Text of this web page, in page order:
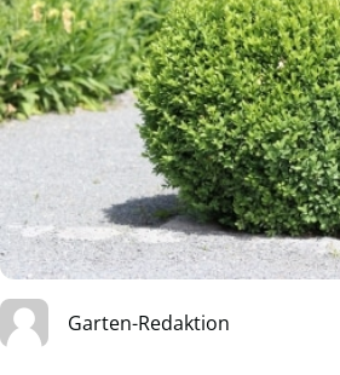
Garten-Redaktion